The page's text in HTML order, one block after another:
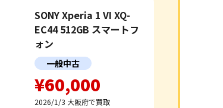
SONY Xperia 1 VI XQ-
EC44 512GB スマートフ
ォン
一般中古
¥60,000
2026/1/3 大阪府で買取